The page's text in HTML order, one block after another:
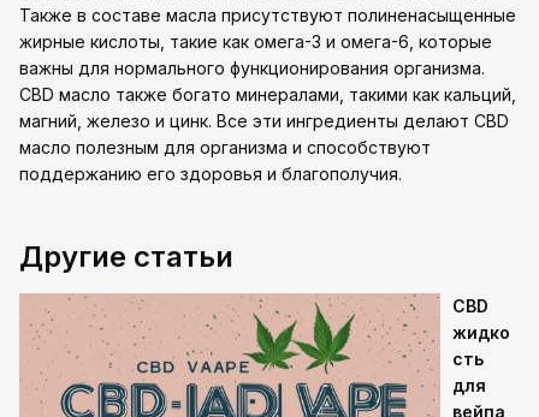
Также в составе масла присутствуют полиненасыщенные
жирные кислоты, такие как омега-3 и омега-6, которые
важны для нормального функционирования организма.
CBD масло также богато минералами, такими как кальций,
магний, железо и цинк. Все эти ингредиенты делают CBD
масло полезным для организма и способствуют
поддержанию его здоровья и благополучия.
Другие статьи
CBD
жидко
сть
для
вейпа